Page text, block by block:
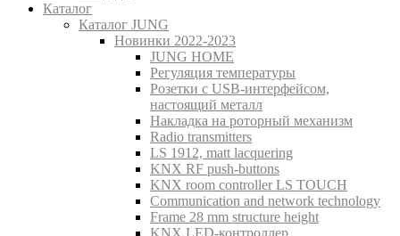
Каталог
Каталог JUNG
Новинки 2022-2023
JUNG HOME
Регуляция температуры
Розетки с USB-интерфейсом,
настоящий металл
Накладка на роторный механизм
Radio transmitters
LS 1912, matt lacquering
KNX RF push-buttons
KNX room controller LS TOUCH
Communication and network technology
Frame 28 mm structure height
KNX LED-контроллер